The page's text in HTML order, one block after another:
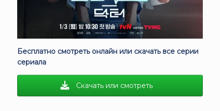
Бесплатно смотреть онлайн или скачать все серии
сериала
Скачать или смотреть